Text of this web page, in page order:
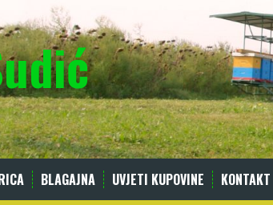
BLAGAJNA UVJETI KUPOVINE KONTAKT